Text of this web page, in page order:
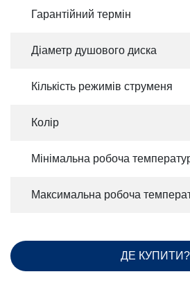
Гарантійний термін
Діаметр душового диска
Кількість режимів струменя
Колір
Мінімальна робоча
Максимальна робоча
ДЕ КУПИТИ?